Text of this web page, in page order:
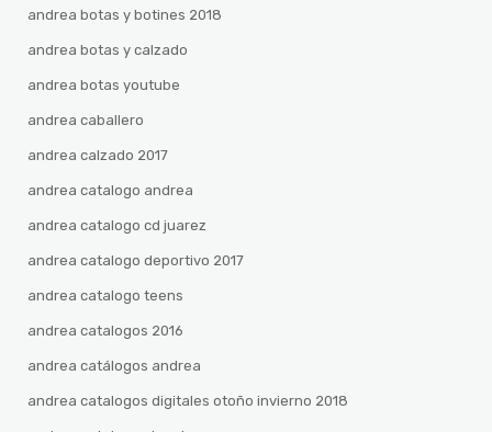
andrea botas y botines 2018
andrea botas y calzado
andrea botas youtube
andrea caballero
andrea calzado 2017
andrea catalogo andrea
andrea catalogo cd juarez
andrea catalogo deportivo 2017
andrea catalogo teens
andrea catalogos 2016
andrea catálogos andrea
andrea catalogos digitales otoño invierno 2018